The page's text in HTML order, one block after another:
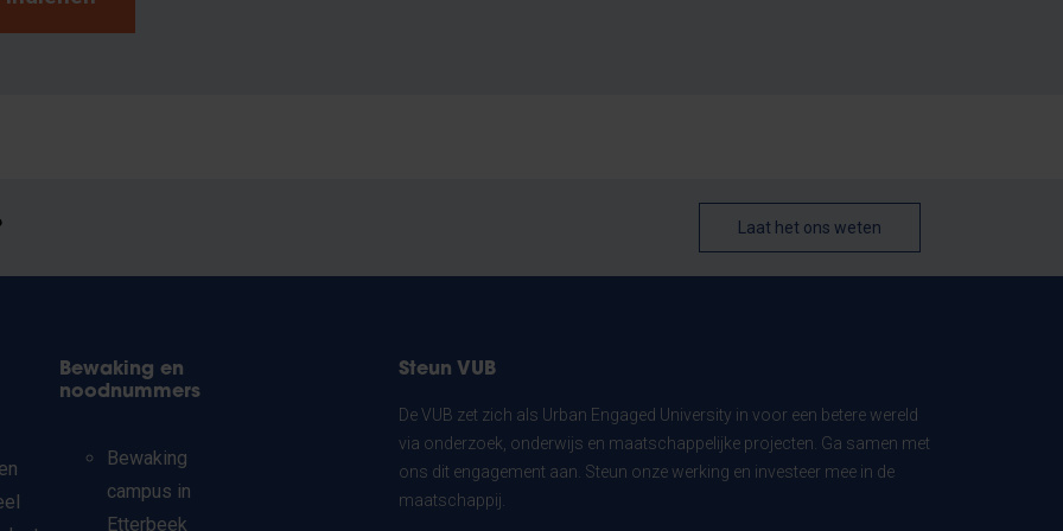
Laat het ons weten
Bewaking en
noodnummers
Bewaking
campus in
Etterbeek
Steun VUB
De VUB zet zich als Urban Engaged University in voor een betere wereld
via onderzoek, onderwijs en maatschappelijke projecten. Ga samen met
ons dit engagement aan. Steun onze werking en investeer mee in de
maatschappij.